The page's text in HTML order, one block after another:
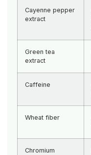
Cayenne pepper
extract
Green tea
extract
Caffeine
Wheat fiber
Chromium